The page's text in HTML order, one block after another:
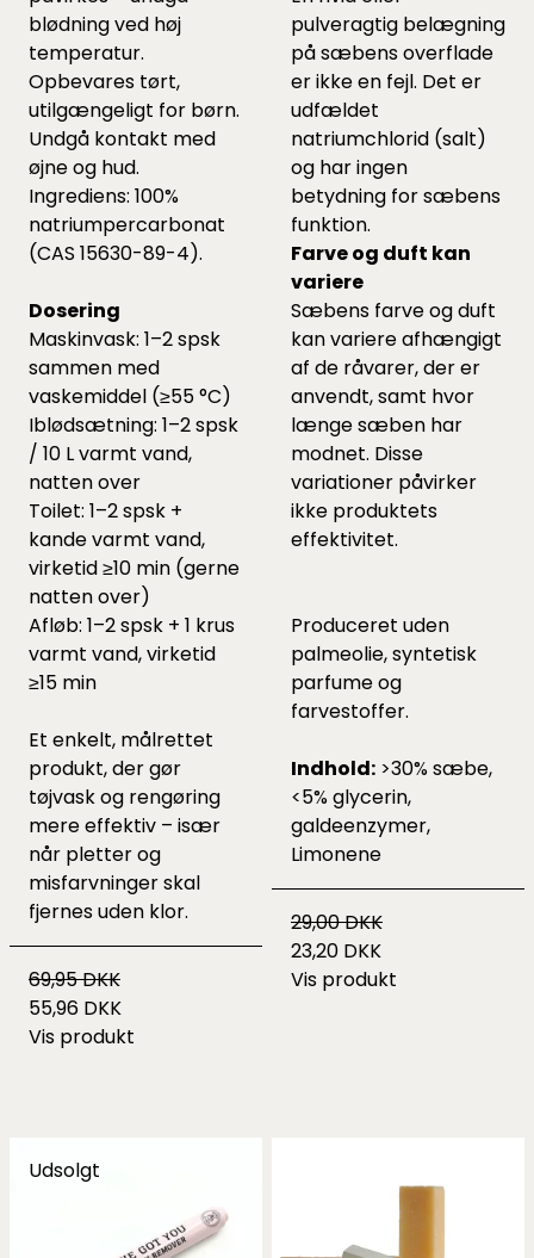
blødning ved høj
temperatur.
Opbevares tørt,
utilgængeligt for børn.
Undgå kontakt med
øjne og hud.
Ingrediens: 100%
natriumpercarbonat
(CAS 15630-89-4).
Dosering
Maskinvask: 1–2 spsk
sammen med
vaskemiddel (≥55 °C)
Iblødsætning: 1–2 spsk
/ 10 L varmt vand,
natten over
Toilet: 1–2 spsk +
kande varmt vand,
virketid ≥10 min (gerne
natten over)
Afløb: 1–2 spsk + 1 krus
varmt vand, virketid
≥15 min
Et enkelt, målrettet
produkt, der gør
tøjvask og rengøring
mere effektiv – især
når pletter og
misfarvninger skal
fjernes uden klor.
69,95 DKK
55,96 DKK
Vis produkt
pulveragtig belægning
på sæbens overflade
er ikke en fejl. Det er
udfældet
natriumchlorid (salt)
og har ingen
betydning for sæbens
funktion.
Farve og duft kan
variere
Sæbens farve og duft
kan variere afhængigt
af de råvarer, der er
anvendt, samt hvor
længe sæben har
modnet. Disse
variationer påvirker
ikke produktets
effektivitet.
Produceret uden
palmeolie, syntetisk
parfume og
farvestoffer.
Indhold: >30% sæbe,
<5% glycerin,
galdeenzymer,
Limonene
29,00 DKK
23,20 DKK
Vis produkt
Udsolgt